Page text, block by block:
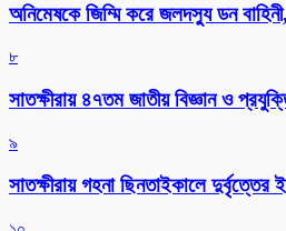
অনিমেষকে জিম্মি করে জলদস্যু ডন
৮
সাতক্ষীরায় ৪৭তম জাতীয় বিজ্ঞান ও
৯
সাতক্ষীরায় গহনা ছিনতাইকালে দুর্বৃত্তের